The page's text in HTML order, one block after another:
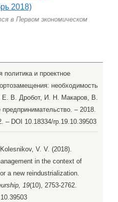
2018)
в Первом экономическом
и проектное
необходимость
Е. В. Дробот, И. Н. Макаров, В.
– 2018.
DOI 10.18334/rp.19.10.39503
V. V. (2018).
in the context of
a new reindustrialization.
19(10), 2753-2762.